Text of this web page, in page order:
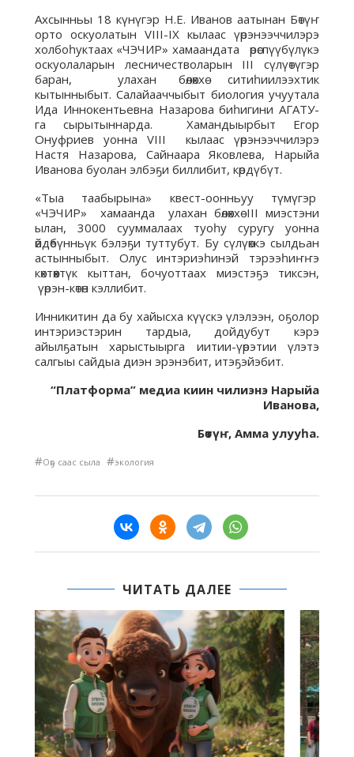
Ахсынньы 18 күнүгэр Н.Е. Иванов аатынан Бөтүҥ
орто оскуолатын VIII-IX кылаас үөрэнээччилэрэ
холбоһуктаах «ЧЭЧИР» хамаандата өрөспүүбүлүкэ
оскуолаларын лесничестволарын III сүлүөтүгэр
баран, улахан бөлөххө ситиһиилээхтик
кытынныбыт. Салайааччыбыт биология учуутала
Ида Иннокентьевна Назарова биһигини АГАТУ-
га сырытыннарда. Хамандыырбыт Егор
Онуфриев уонна VIII кылаас үөрэнээччилэрэ
Настя Назарова, Сайнаара Яковлева, Нарыйа
Иванова буолан элбэҕи биллибит, көрдүбүт.
«Тыа таабырына» квест-оонньуу түмүгэр
«ЧЭЧИР» хамаанда улахан бөлөххө III миэстэни
ылан, 3000 сууммалаах туоһу суругу уонна
өйдөбүнньүк бэлэҕи туттубут. Бу сүлүөккэ сылдьан
астынныбыт. Олус интэриэһинэй тэрээһиҥҥэ
көхтөөхтүк кыттан, бочуоттаах миэстэҕэ тиксэн,
үөрэн-көтөн кэллибит.
Инникитин да бу хайысха күүскэ үлэлээн, оҕолор
интэриэстэрин тардыа, дойдубут кэрэ
айылҕатын харыстыырга иитии-үөрэтии үлэтэ
салгыы сайдыа диэн эрэнэбит, итэҕэйэбит.
“Платформа” медиа киин чилиэнэ Нарыйа
Иванова,
Бөтүҥ, Амма улууһа.
#Оҕо саас сыла #экология
ЧИТАТЬ ДАЛЕЕ